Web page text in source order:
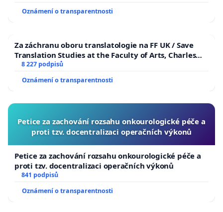
Oznámení o transparentnosti
Za záchranu oboru translatologie na FF UK / Save
Translation Studies at the Faculty of Arts, Charles
University
8 227 podpisů
Oznámení o transparentnosti
Petice za zachování rozsahu onkourologické péče a
proti tzv. docentralizaci operačních výkonů
Petice za zachování rozsahu onkourologické péče a
proti tzv. docentralizaci operačních výkonů
841 podpisů
Oznámení o transparentnosti